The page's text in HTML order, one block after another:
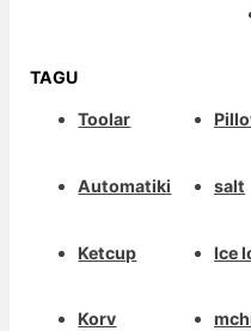
TAGU
Toolar
Automatiki
Ketcup
Korv
salt
Ice